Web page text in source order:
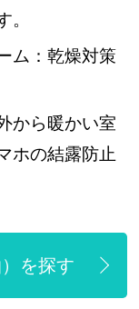
。
ム：乾燥対策
から暖かい室
ホの結露防止
を探す